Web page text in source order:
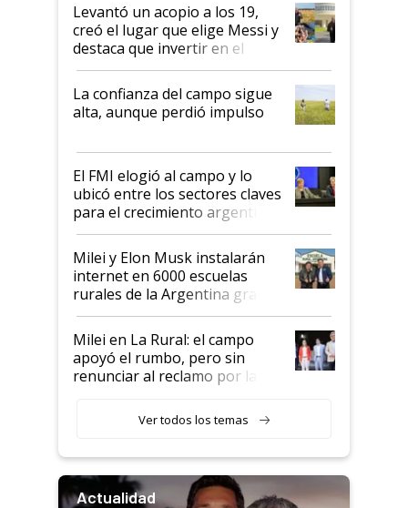
Levantó un acopio a los 19,
creó el lugar que elige Messi y
destaca que invertir en el
kirchnerismo era como "darle
plata a un hijo para droga":
Juan Félix Rossetti, el libertario
que de una dura crisis salió
de Milei
La confianza del campo sigue
alta, aunque perdió impulso
El FMI elogió al campo y lo
ubicó entre los sectores claves
para el crecimiento argentino
Milei y Elon Musk instalarán
internet en 6000 escuelas
rurales de la Argentina gracias
a un acuerdo con Starlink
Milei en La Rural: el campo
apoyó el rumbo, pero sin
renunciar al reclamo por las
Ver todos los temas
Actualidad